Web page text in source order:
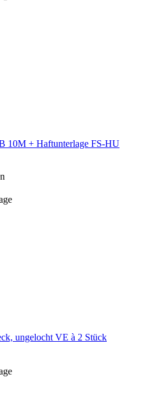
10M + Haftunterlage FS-HU
ungelocht VE à 2 Stück